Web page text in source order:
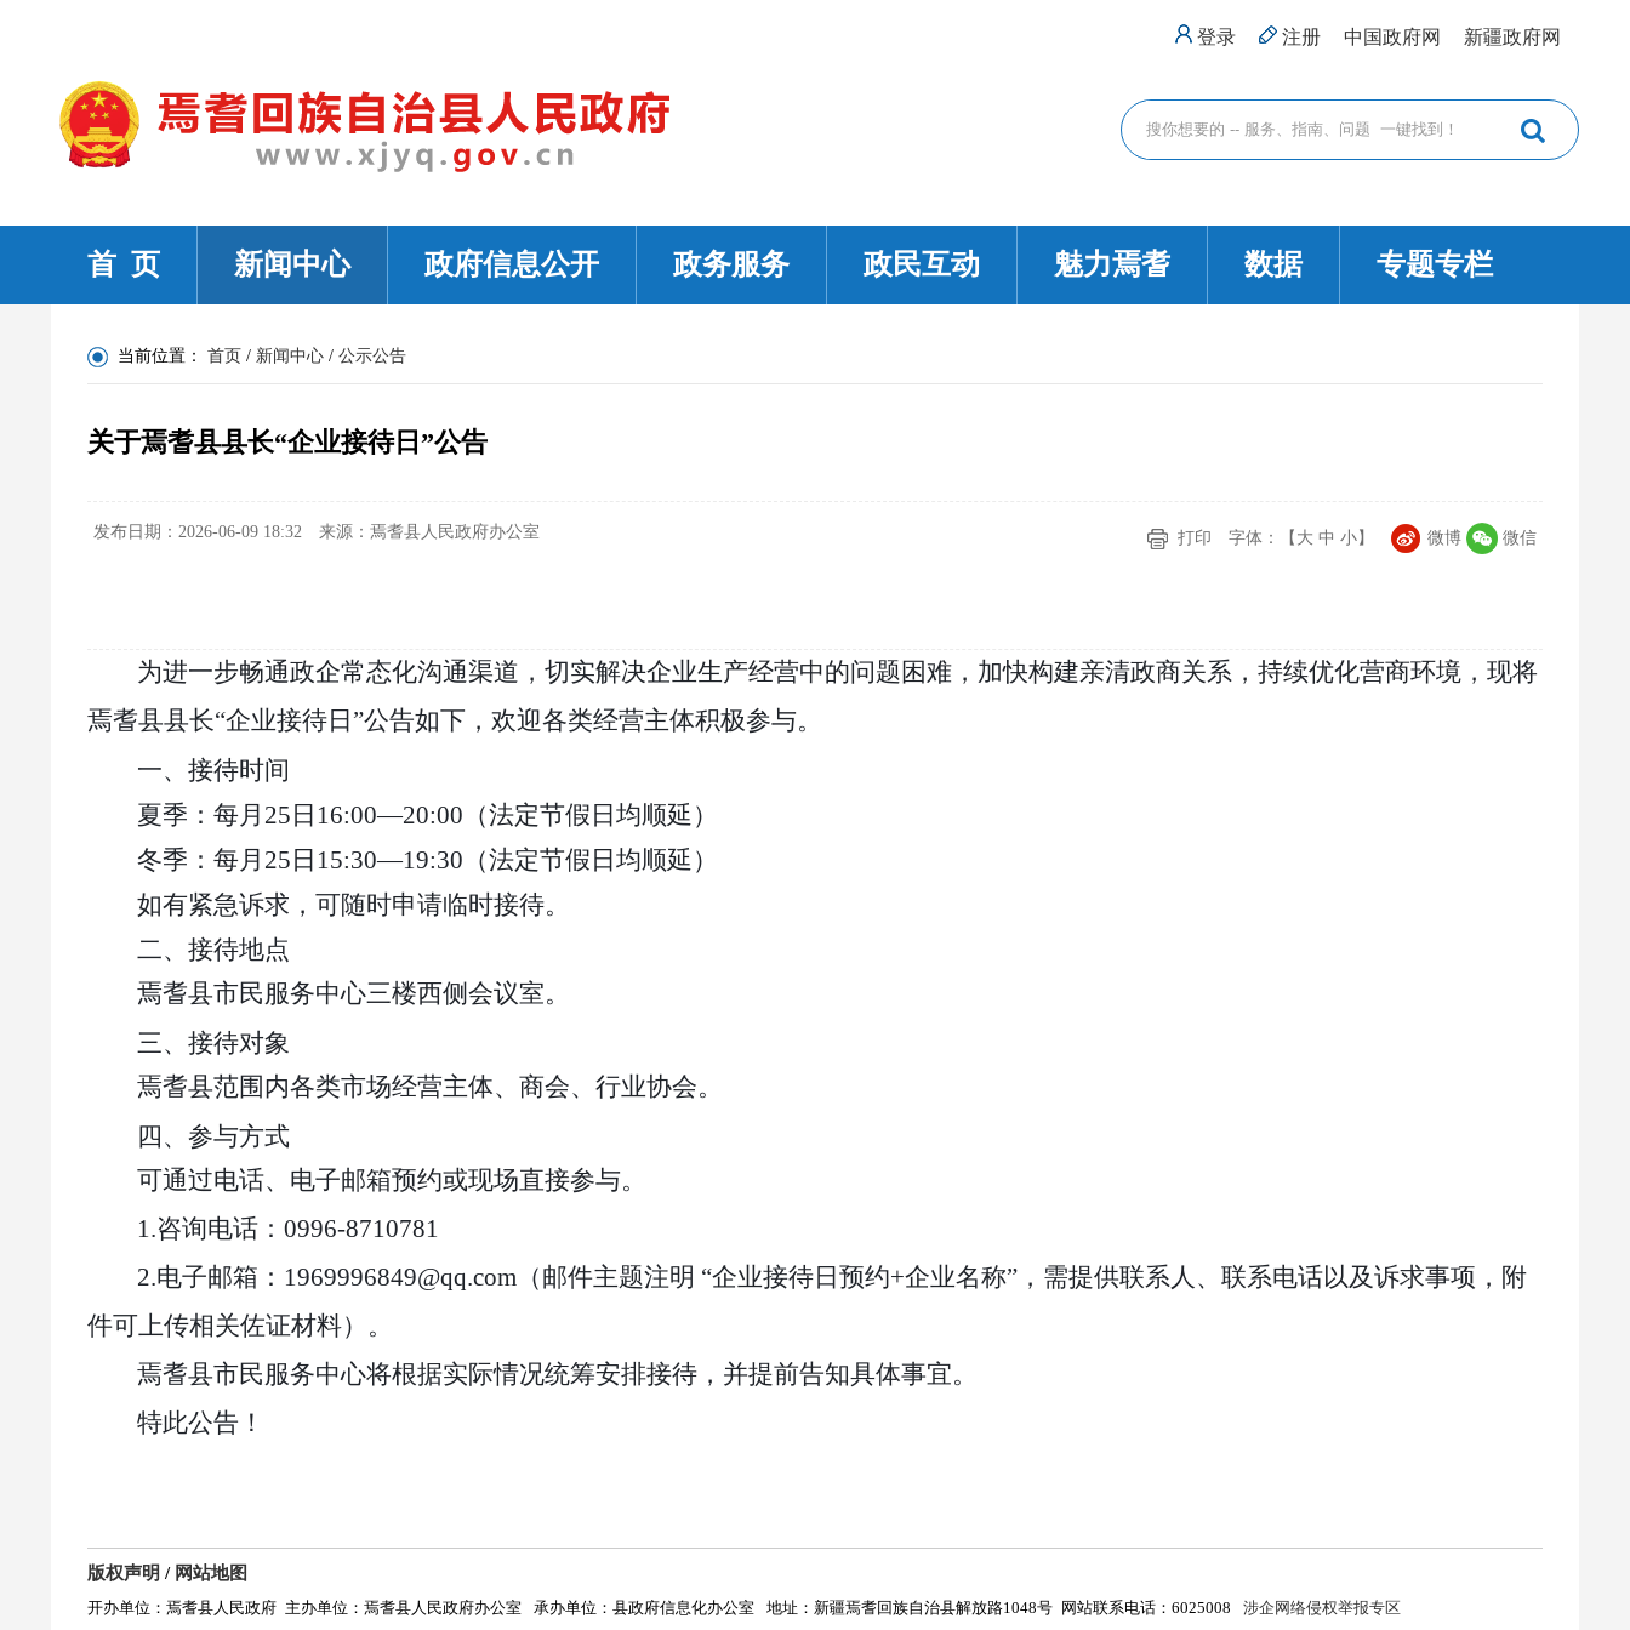
登录 注册 中国政府网 新疆政府网
首 页 新闻中心 政府信息公开 政务服务 政民互动 魅力焉耆 数据 专题专栏
当前位置： 首页 / 新闻中心 / 公示公告
关于焉耆县县长“企业接待日”公告
发布日期：2026-06-09 18:32 来源：焉耆县人民政府办公室 打印 字体：【 大 中 小】 微博 微信
为进一步畅通政企常态化沟通渠道，切实解决企业生产经营中的问题困难，加快构建亲清政商关系，持续优化营商环境，现将
焉耆县县长“企业接待日”公告如下，欢迎各类经营主体积极参与。
一、接待时间
夏季：每月 25 日 16:00—20:00 （法定节假日均顺延）
冬季：每月 25 日 15:30—19:30 （法定节假日均顺延）
如有紧急诉求，可随时申请临时接待。
二、接待地点
焉耆县市民服务中心三楼西侧会议室。
三、接待对象
焉耆县范围内各类市场经营主体、商会、行业协会。
四、参与方式
可通过电话、电子邮箱预约或现场直接参与。
1.咨询电话：0996-8710781
2.电子邮箱： 1969996849@qq.com （邮件主题注明 “企业接待日预约+企业名称” ，需提供联系人、联系电话以及诉求事项，附
件可上传相关佐证材料）。
焉耆县市民服务中心将根据实际情况统筹安排接待，并提前告知具体事宜。
特此公告！
版权声明 / 网站地图
开办单位：焉耆县人民政府 主办单位：焉耆县人民政府办公室 承办单位：县政府信息化办公室 地址：新疆焉耆回族自治县解放路1048号 网站联系电话：6025008 涉企网络侵权举报专区